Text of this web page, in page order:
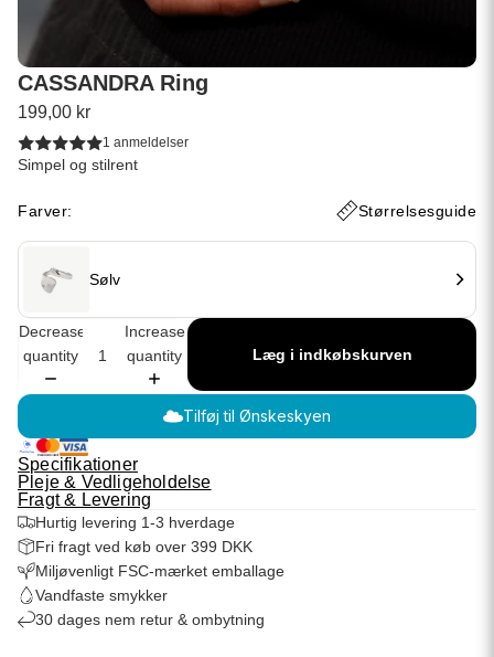
CASSANDRA Ring
199,00 kr
1 anmeldelser
Simpel og stilrent
Farver: Størrelsesguide
Sølv
Decrease
quantity
Increase
quantity
Læg i indkøbskurven
Tilføj til Ønskeskyen
Specifikationer
Pleje & Vedligeholdelse
Fragt & Levering
Hurtig levering 1-3 hverdage
Fri fragt ved køb over 399 DKK
Miljøvenligt FSC-mærket emballage
Vandfaste smykker
30 dages nem retur & ombytning